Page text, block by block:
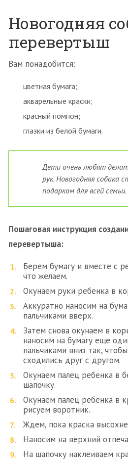
Новогодняя
перевертыш
Вам понадобится:
цветная бумага;
акварельные краски;
красный помпон;
глазки из белой бумаги.
Дети очень любят
рук. Новогодняя собака
подарком для всей семьи.
Пошаговая инструкция
перевертыша:
Берем бумагу и вместе с
что желаем.
Окунаем руки ребенка в
Аккуратно наносим на
пальчиками вверх.
Затем снова окунаем в
наносим на бумагу еще
пальчиками вниз так,
сходились друг с другом.
Окунаем палец ребенка в
шапочку.
Окунаем палец ребенка в
рисуем воротник.
Ждем, пока краска
Наносим на верхний
На шапочку наклеиваем